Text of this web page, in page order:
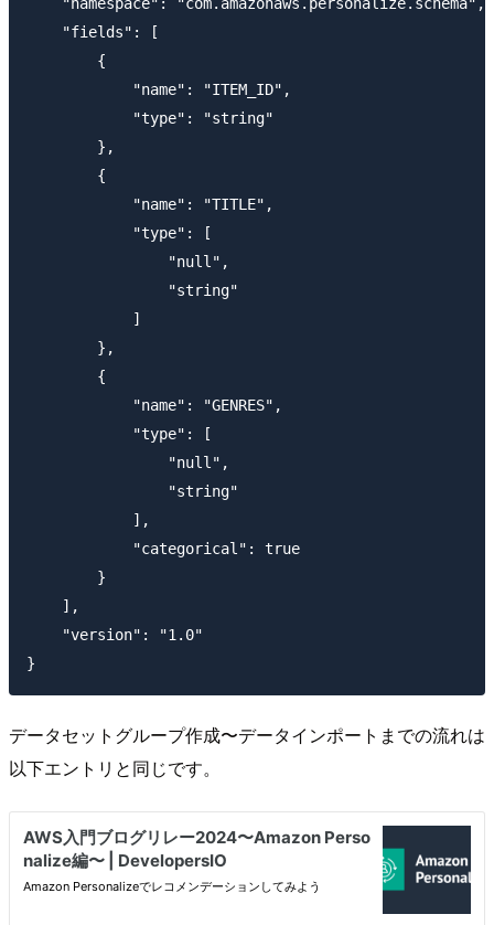
    "namespace": "com.amazonaws.personalize.schema",
    "fields": [
        {
            "name": "ITEM_ID",
            "type": "string"
        },
        {
            "name": "TITLE",
            "type": [
                "null",
                "string"
            ]
        },
        {
            "name": "GENRES",
            "type": [
                "null",
                "string"
            ],
            "categorical": true
        }
    ],
    "version": "1.0"
}
データセットグループ作成〜データインポートまでの流れは
以下エントリと同じです。